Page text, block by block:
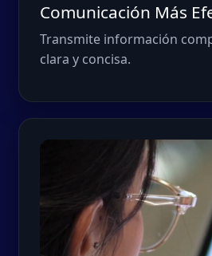
Comunicación Más
Transmite información
clara y concisa.